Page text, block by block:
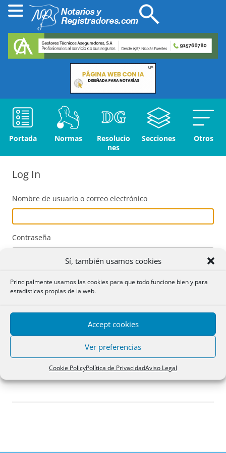
Sí, también usamos cookies
Principalmente usamos las cookies para que todo funcione bien y para
estadísticas propias de la web.
Accept cookies
Ver preferencias
Cookie PolicyPolítica de PrivacidadAviso Legal
Portada Normas
Resolucio
nes
Secciones Otros
Log In
Nombre de usuario o correo electrónico
Contraseña
Acceder
Registro
¿Has olvidado tu contraseña?